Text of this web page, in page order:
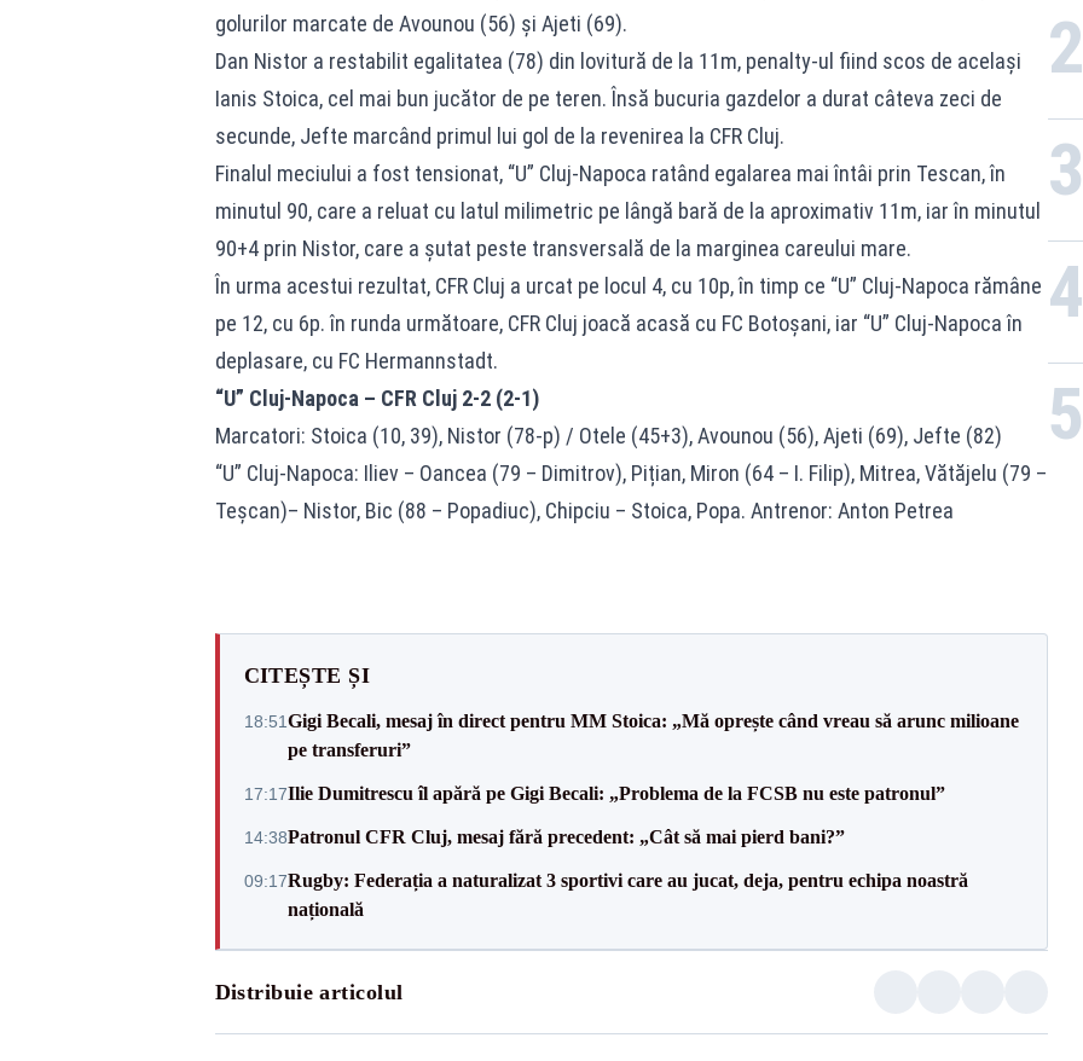
golurilor marcate de Avounou (56) și Ajeti (69).
Dan Nistor a restabilit egalitatea (78) din lovitură de la 11m, penalty-ul fiind scos de același
Ianis Stoica, cel mai bun jucător de pe teren. Însă bucuria gazdelor a durat câteva zeci de
secunde, Jefte marcând primul lui gol de la revenirea la CFR Cluj.
Finalul meciului a fost tensionat, “U” Cluj-Napoca ratând egalarea mai întâi prin Tescan, în
minutul 90, care a reluat cu latul milimetric pe lângă bară de la aproximativ 11m, iar în minutul
90+4 prin Nistor, care a șutat peste transversală de la marginea careului mare.
În urma acestui rezultat, CFR Cluj a urcat pe locul 4, cu 10p, în timp ce “U” Cluj-Napoca rămâne
pe 12, cu 6p. în runda următoare, CFR Cluj joacă acasă cu FC Botoșani, iar “U” Cluj-Napoca în
deplasare, cu FC Hermannstadt.
“U” Cluj-Napoca – CFR Cluj 2-2 (2-1)
Marcatori: Stoica (10, 39), Nistor (78-p) / Otele (45+3), Avounou (56), Ajeti (69), Jefte (82)
“U” Cluj-Napoca: Iliev – Oancea (79 – Dimitrov), Pițian, Miron (64 – I. Filip), Mitrea, Vătăjelu (79 –
Teșcan)– Nistor, Bic (88 – Popadiuc), Chipciu – Stoica, Popa. Antrenor: Anton Petrea
CITEȘTE ȘI
18:51Gigi Becali, mesaj în direct pentru MM Stoica: „Mă oprește când vreau să arunc milioane
pe transferuri”
17:17Ilie Dumitrescu îl apără pe Gigi Becali: „Problema de la FCSB nu este patronul”
14:38Patronul CFR Cluj, mesaj fără precedent: „Cât să mai pierd bani?”
09:17Rugby: Federația a naturalizat 3 sportivi care au jucat, deja, pentru echipa noastră
națională
Distribuie articolul
2
3
4
5